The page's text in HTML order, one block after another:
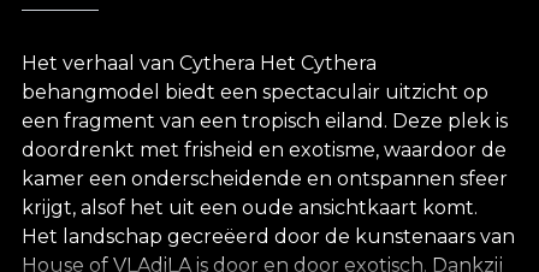
Het verhaal van Cythera Het Cythera
behangmodel biedt een spectaculair uitzicht op
een fragment van een tropisch eiland. Deze plek is
doordrenkt met frisheid en exotisme, waardoor de
kamer een onderscheidende en ontspannen sfeer
krijgt, alsof het uit een oude ansichtkaart komt.
Het landschap gecreëerd door de kunstenaars van
House of VLAdiLA is door en door exotisch. Dankzij